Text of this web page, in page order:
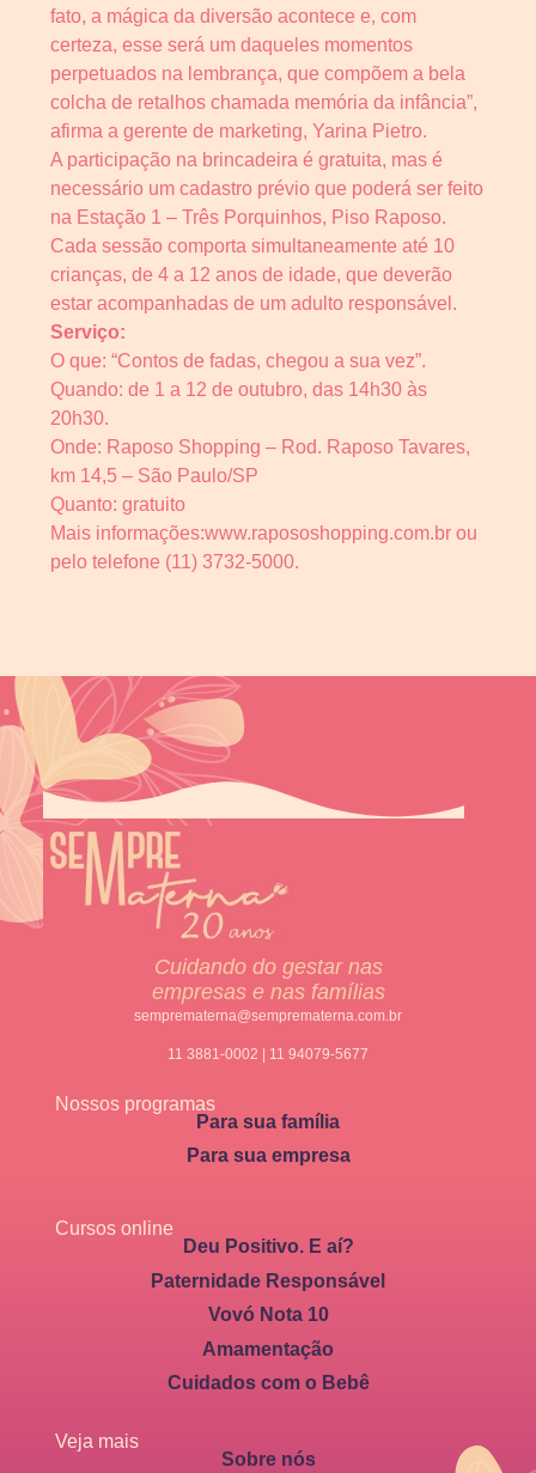
fato, a mágica da diversão acontece e, com
certeza, esse será um daqueles momentos
perpetuados na lembrança, que compõem a bela
colcha de retalhos chamada memória da infância”,
afirma a gerente de marketing, Yarina Pietro.
A participação na brincadeira é gratuita, mas é
necessário um cadastro prévio que poderá ser feito
na Estação 1 – Três Porquinhos, Piso Raposo.
Cada sessão comporta simultaneamente até 10
crianças, de 4 a 12 anos de idade, que deverão
estar acompanhadas de um adulto responsável.
Serviço:
O que: “Contos de fadas, chegou a sua vez”.
Quando: de 1 a 12 de outubro, das 14h30 às
20h30.
Onde: Raposo Shopping – Rod. Raposo Tavares,
km 14,5 – São Paulo/SP
Quanto: gratuito
Mais informações:www.rapososhopping.com.br ou
pelo telefone (11) 3732-5000.
Cuidando do gestar nas
empresas e nas famílias
semprematerna@semprematerna.com.br
11 3881-0002 | 11 94079-5677
Nossos programas
Para sua família
Para sua empresa
Cursos online
Deu Positivo. E aí?
Paternidade Responsável
Vovó Nota 10
Amamentação
Cuidados com o Bebê
Veja mais
Sobre nós